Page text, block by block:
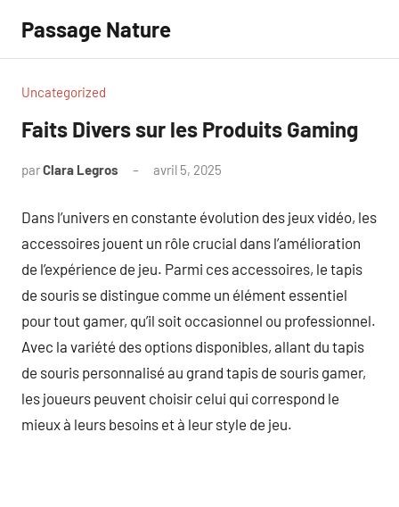
contenu
Passage Nature
Uncategorized
Faits Divers sur les Produits Gaming
parClara Legros avril 5, 2025
Dans l’univers en constante évolution des jeux vidéo, les
accessoires jouent un rôle crucial dans l’amélioration
de l’expérience de jeu. Parmi ces accessoires, le tapis
de souris se distingue comme un élément essentiel
pour tout gamer, qu’il soit occasionnel ou professionnel.
Avec la variété des options disponibles, allant du tapis
de souris personnalisé au grand tapis de souris gamer,
les joueurs peuvent choisir celui qui correspond le
mieux à leurs besoins et à leur style de jeu.